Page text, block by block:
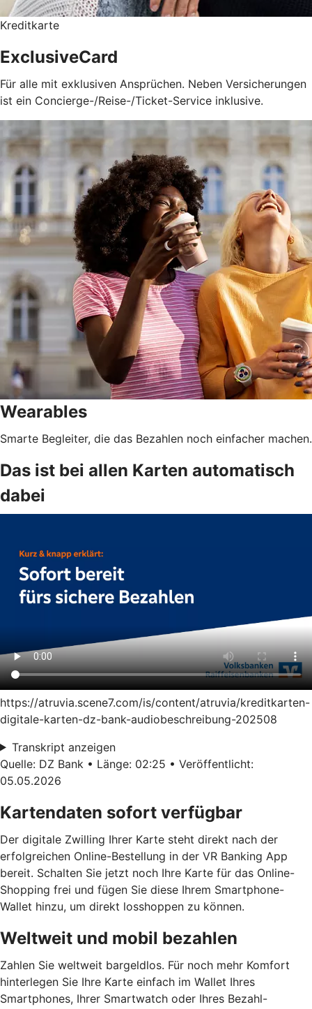
Kreditkarte
ExclusiveCard
Für alle mit exklusiven Ansprüchen. Neben Versicherungen
ist ein Concierge-/Reise-/Ticket-Service inklusive.
Wearables
Smarte Begleiter, die das Bezahlen noch einfacher machen.
Das ist bei allen Karten automatisch
dabei
https://atruvia.scene7.com/is/content/atruvia/kreditkarten-
digitale-karten-dz-bank-audiobeschreibung-202508
Transkript anzeigen
Quelle: DZ Bank • Länge: 02:25 • Veröffentlicht:
05.05.2026
Kartendaten sofort verfügbar
Der digitale Zwilling Ihrer Karte steht direkt nach der
erfolgreichen Online-Bestellung in der VR Banking App
bereit. Schalten Sie jetzt noch Ihre Karte für das Online-
Shopping frei und fügen Sie diese Ihrem Smartphone-
Wallet hinzu, um direkt losshoppen zu können.
Weltweit und mobil bezahlen
Zahlen Sie weltweit bargeldlos. Für noch mehr Komfort
hinterlegen Sie Ihre Karte einfach im Wallet Ihres
Smartphones, Ihrer Smartwatch oder Ihres Bezahl-